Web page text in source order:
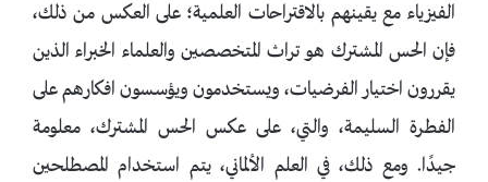
الفيزياء مع يقينهم بالاقتراحات العلمية؛ على العكس من ذلك،
فإن الحس المشترك هو تراث المتخصصين والعلماء الخبراء الذين
يقررون اختيار الفرضيات، ويستخدمون ويؤسسون افكارهم على
الفطرة السليمة، والتي، على عكس الحس المشترك، معلومة
جيدًا. ومع ذلك، في العلم الألماني، يتم استخدام المصطلحين